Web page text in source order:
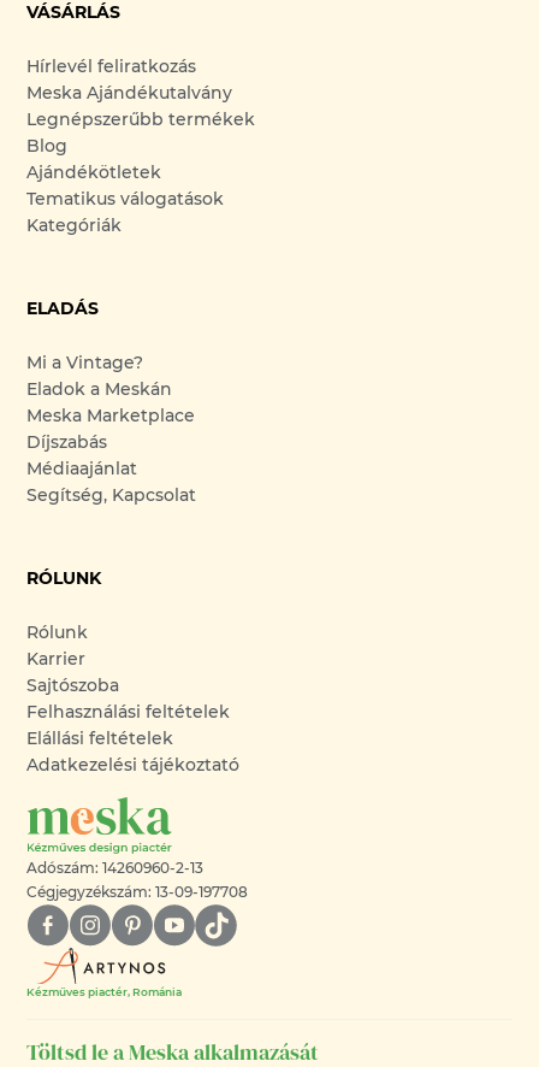
VÁSÁRLÁS
Hírlevél feliratkozás
Meska Ajándékutalvány
Legnépszerűbb termékek
Blog
Ajándékötletek
Tematikus válogatások
Kategóriák
ELADÁS
Mi a Vintage?
Eladok a Meskán
Meska Marketplace
Díjszabás
Médiaajánlat
Segítség, Kapcsolat
RÓLUNK
Rólunk
Karrier
Sajtószoba
Felhasználási feltételek
Elállási feltételek
Adatkezelési tájékoztató
Adószám: 14260960-2-13
Cégjegyzékszám: 13-09-197708
Kézműves piactér, Románia
Töltsd le a Meska alkalmazását